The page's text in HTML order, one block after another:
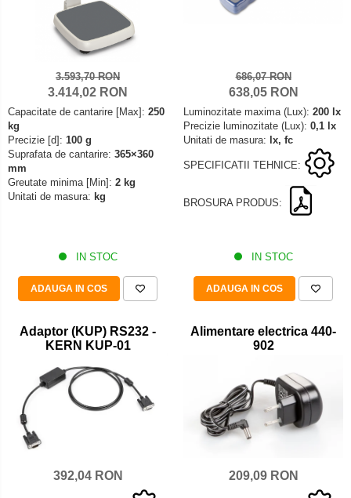
Carcase si genti
Condensator microscop
Filtru Lambda
Filtru microscop
Filtru Quartz wedge
Huse de protectie
Iluminare microscop
Kit camp intunecat
Lichid calibrare
Oculare microscop
Standuri Stereomicroscoape
Unitate contrast de faza
Unitate fluorescenta
Unitate polarizare
Standard calibrare
Scala aditionala refractometru
3.593,70 RON
3.414,02 RON
Capacitate de cantarire [Max]: 250
kg
Precizie [d]: 100 g
Suprafata de cantarire: 365×360
mm
Greutate minima [Min]: 2 kg
Unitati de masura: kg
IN STOC
ADAUGA IN COS
686,07 RON
638,05 RON
Luminozitate maxima (Lux): 200 lx
Precizie luminozitate (Lux): 0,1 lx
Unitati de masura: lx, fc
SPECIFICATII TEHNICE:
BROSURA PRODUS:
IN STOC
ADAUGA IN COS
Adaptor (KUP) RS232 -
KERN KUP-01
392,04 RON
Alimentare electrica 440-
902
209,09 RON